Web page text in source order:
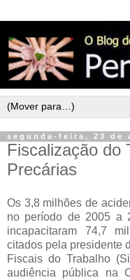
segunda-feira, 23 de
Fiscalização do
Precárias
Os 3,8 milhões de
no período de 2005 a
incapacitaram 74,7
citados pela presidente
Fiscais do Trabalho
audiência pública na